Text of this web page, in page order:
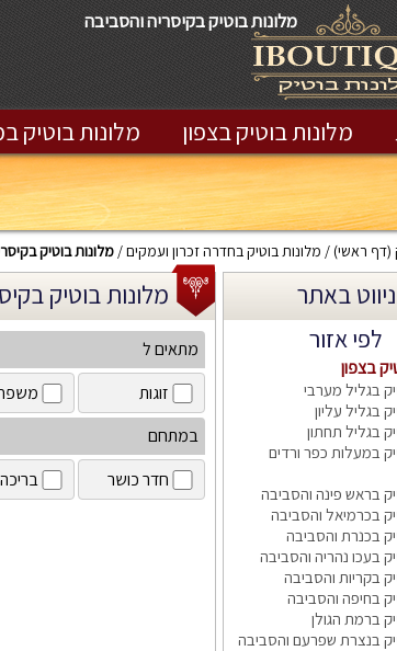
מלונות בוטיק בקיסריה והסביבה
מלונות בוטיק בצפון מלונות בוטיק
(דף ראשי) מלונות בוטיק בחדרה זכרון ועמקים מלונות בוטיק
ניווט באתר
לפי אזור
בצפון
בגליל מערבי
בגליל עליון
בגליל תחתון
במעלות כפר ורדים
בראש פינה והסביבה
בכרמיאל והסביבה
בכנרת והסביבה
בעכו נהריה והסביבה
בקריות והסביבה
בחיפה והסביבה
ברמת הגולן
בנצרת שפרעם והסביבה
מלונות בוטיק בקיסריה
מתאים ל
זוגות
במתחם
חדר כושר
בריכה